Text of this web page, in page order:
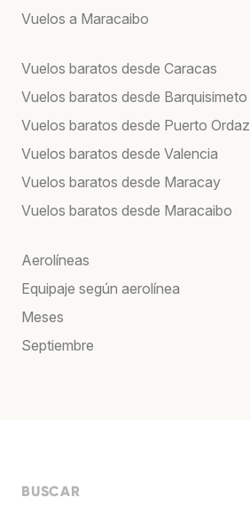
Vuelos a Maracaibo
Vuelos baratos desde Caracas
Vuelos baratos desde Barquisimeto
Vuelos baratos desde Puerto Ordaz
Vuelos baratos desde Valencia
Vuelos baratos desde Maracay
Vuelos baratos desde Maracaibo
Aerolíneas
Equipaje según aerolínea
Meses
Septiembre
BUSCAR